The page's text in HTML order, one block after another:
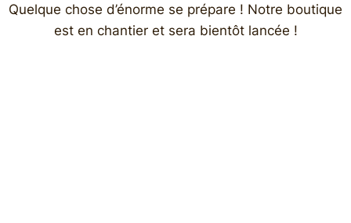
Quelque chose d’énorme se prépare ! Notre boutique
est en chantier et sera bientôt lancée !